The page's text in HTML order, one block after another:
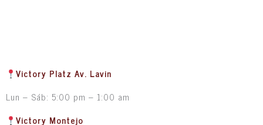
Victory Platz Av. Lavin
Lun – Sáb: 5:00 pm – 1:00 am
Victory Montejo